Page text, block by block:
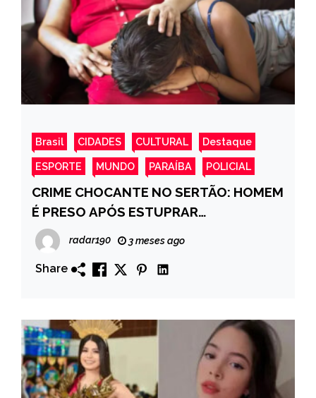
Brasil CIDADES CULTURAL Destaque
ESPORTE MUNDO PARAÍBA POLICIAL
CRIME CHOCANTE NO SERTÃO: HOMEM
É PRESO APÓS ESTUPRAR
ADOLESCENTE DE 12 ANOS EM
MANAÍRA
radar190 3 meses ago
Share